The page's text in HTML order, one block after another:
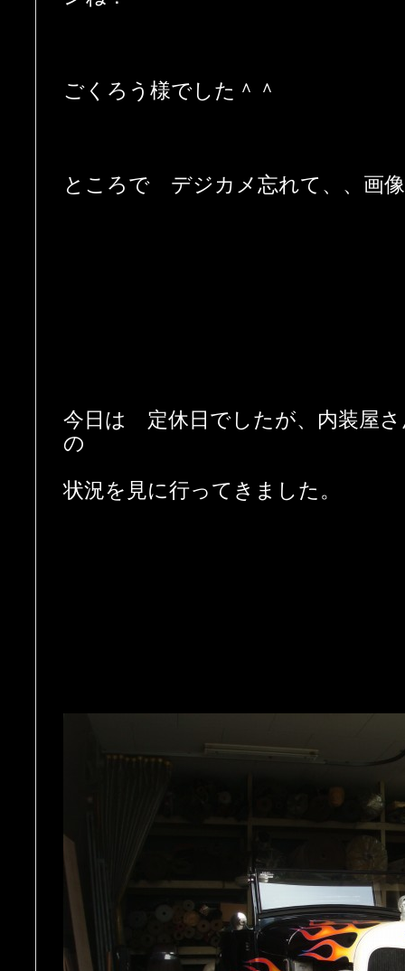
ごくろう様でした＾＾
ところで デジカメ忘れて、、画
今日は 定休日でしたが、内装屋
の
状況を見に行ってきました。